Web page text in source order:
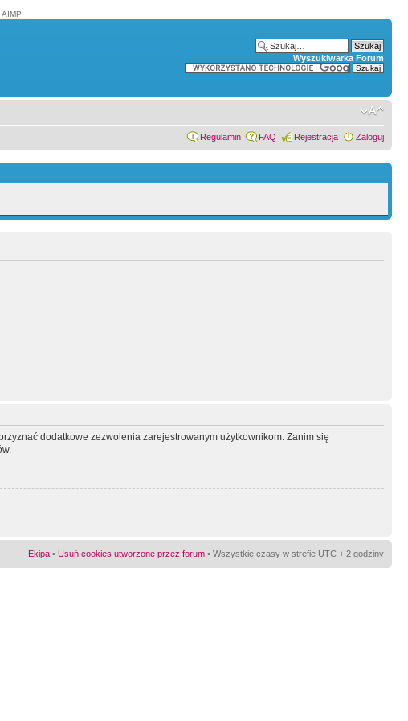
AIMP
Wyszukiwarka Forum
Regulamin FAQ Rejestracja Zaloguj
dodatkowe zezwolenia zarejestrowanym użytkownikom. Zanim się
Ekipa • Usuń cookies utworzone przez forum • Wszystkie czasy w strefie UTC + 2 godziny